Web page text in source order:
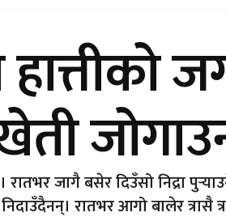
जागै बसेर दिउँसो निद्रा
रातभर आगो बालेर त्रासै